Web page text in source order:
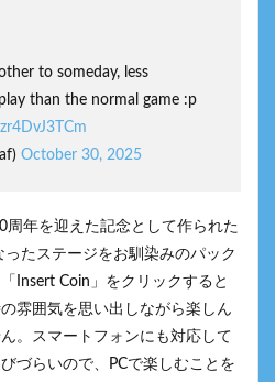
to someday, less
than the normal game :p
October 30, 2025
年を迎えた記念として作られた
たステージをお馴染みのパック
Insert Coin」をクリックすると
雰囲気を思い出しながら楽しん
。スマートフォンにも対応して
づらいので、PCで楽しむことを